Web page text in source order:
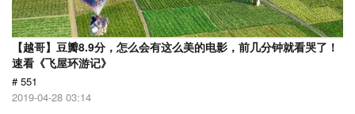
【越哥】豆瓣8.9分，怎么会有这么美的电影，前几分钟就看哭了！
速看《飞屋环游记》
# 551
2019-04-28 03:14